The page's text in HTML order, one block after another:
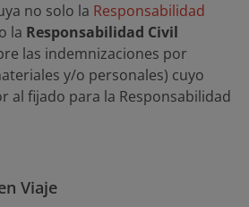
no solo la Responsabilidad
la Responsabilidad Civil
las indemnizaciones por
y/o personales) cuyo
al fijado para la Responsabilidad
Viaje